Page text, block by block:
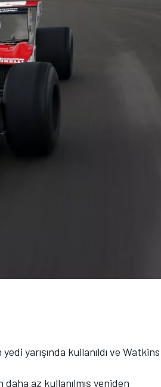
yarışında kullanıldı ve Watkins
az kullanılmış yeniden